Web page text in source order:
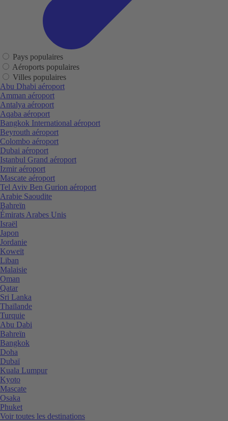
Pays populaires
Aéroports populaires
Villes populaires
Abu Dhabi aéroport
Amman aéroport
Antalya aéroport
Aqaba aéroport
Bangkok International aéroport
Beyrouth aéroport
Colombo aéroport
Dubai aéroport
Istanbul Grand aéroport
Izmir aéroport
Mascate aéroport
Tel Aviv Ben Gurion aéroport
Arabie Saoudite
Bahreïn
Émirats Arabes Unis
Israël
Japon
Jordanie
Koweït
Liban
Malaisie
Oman
Qatar
Sri Lanka
Thaïlande
Turquie
Abu Dabi
Bahreïn
Bangkok
Doha
Dubaï
Kuala Lumpur
Kyoto
Mascate
Osaka
Phuket
Voir toutes les destinations